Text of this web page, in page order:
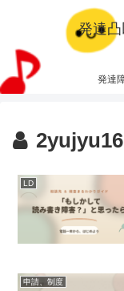
発達
発達
2yujyu16
LD
申請、制度